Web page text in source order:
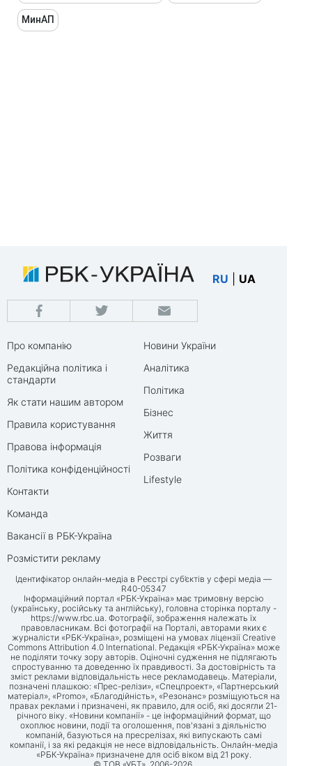
МинАП
RU UA
Про компанію
Редакційна політика і
стандарти
Як стати нашим автором
Правила користування
Правова інформація
Політика конфіденційності
Контакти
Команда
Вакансії в РБК-Україна
Розмістити рекламу
Новини України
Аналітика
Політика
Бізнес
Життя
Розваги
Lifestyle
Ідентифікатор онлайн-медіа в Реєстрі суб’єктів у сфері медіа —
R40-05347
Інформаційний портал «РБК-Україна» має тримовну версію
(українську, російську та англійську), головна сторінка порталу -
https://www.rbc.ua . Фотографії, зображення належать їх
правовласникам. Всі фотографії на Порталі, авторами яких є
журналісти «РБК-Україна», розміщені на умовах ліцензії Creative
Commons Attribution 4.0 International. Редакція «РБК-Україна» може
не поділяти точку зору авторів. Оціночні судження не підлягають
спростуванню та доведенню їх правдивості. За достовірність та
зміст реклами відповідальність несе рекламодавець. Матеріали,
позначені плашкою: «Прес-релізи», «Спецпроект», «Партнерський
матеріал», «Promo», «Благодійність», «Резонанс» розміщуються на
правах реклами і призначені, як правило, для осіб, які досягли 21-
річного віку. «Новини компанії» - це інформаційний формат, що
охоплює новини, події та оголошення, пов'язані з діяльністю
компаній, базуються на пресрелізах, які випускають самі
компанії, і за які редакція не несе відповідальність. Онлайн-медіа
«РБК-Україна» призначене для осіб віком від 21 року.